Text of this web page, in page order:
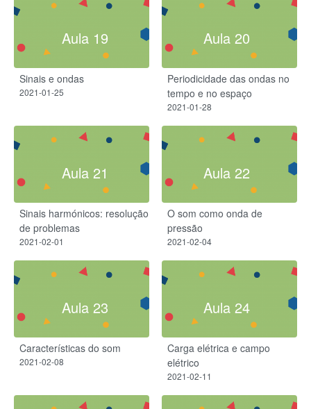
Aula 19
Sinais e ondas
2021-01-25
Aula 20
Periodicidade das ondas no
tempo e no espaço
2021-01-28
Aula 21
Sinais harmónicos: resolução
de problemas​
2021-02-01
Aula 22
O som como onda de
pressão
2021-02-04
Aula 23
Características do som
2021-02-08
Aula 24
Carga elétrica e campo
elétrico​
2021-02-11